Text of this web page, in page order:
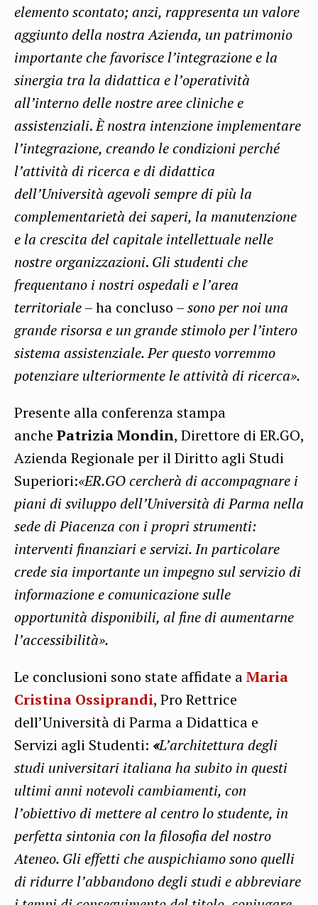
elemento scontato; anzi, rappresenta un valore
aggiunto della nostra Azienda, un patrimonio
importante che favorisce l’integrazione e la
sinergia tra la didattica e l’operatività
all’interno delle nostre aree cliniche e
assistenziali.È nostra intenzione implementare
l’integrazione, creando le condizioni perché
l’attività di ricerca e di didattica
dell’Università agevoli sempre di più la
complementarietà dei saperi, la manutenzione
e la crescita del capitale intellettuale nelle
nostre organizzazioni. Gli studenti che
frequentano i nostri ospedali e l’area
territoriale– ha concluso –sono per noi una
grande risorsa e un grande stimolo per l’intero
sistema assistenziale. Per questo vorremmo
potenziare ulteriormente le attività di ricerca».
Presente alla conferenza stampa
anche Patrizia Mondin, Direttore di ER.GO,
Azienda Regionale per il Diritto agli Studi
Superiori:«ER.GO cercherà di accompagnare i
piani di sviluppo dell’Università di Parma nella
sede di Piacenza con i propri strumenti:
interventi finanziari e servizi. In particolare
crede sia importante un impegno sul servizio di
informazione e comunicazione sulle
opportunità disponibili, al fine di aumentarne
l’accessibilità».
Le conclusioni sono state affidate aMaria
Cristina Ossiprandi, Pro Rettrice
dell’Università di Parma a Didattica e
Servizi agli Studenti: «L’architettura degli
studi universitari italiana ha subito in questi
ultimi anni notevoli cambiamenti, con
l’obiettivo di mettere al centro lo studente, in
perfetta sintonia con la filosofia del nostro
Ateneo. Gli effetti che auspichiamo sono quelli
di ridurre l’abbandono degli studi e abbreviare